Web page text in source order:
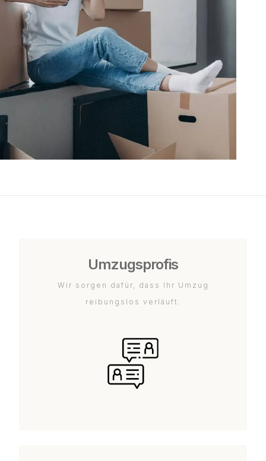
Umzugsprofis
Wir sorgen dafür, dass Ihr Umzug
reibungslos verläuft.